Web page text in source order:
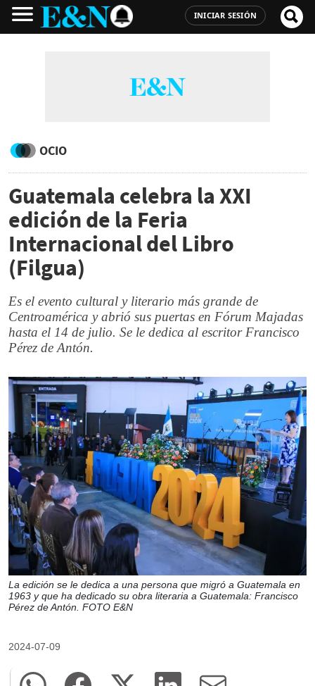
INICIAR SESIÓN
OCIO
Guatemala celebra la XXI
edición de la Feria
Internacional del Libro
(Filgua)
Es el evento cultural y literario más grande de
Centroamérica y abrió sus puertas en Fórum Majadas
hasta el 14 de julio. Se le dedica al escritor Francisco
Pérez de Antón.
La edición se le dedica a una persona que migró a Guatemala en
1963 y que ha dedicado su obra literaria a Guatemala: Francisco
Pérez de Antón. FOTO E&N
2024-07-09